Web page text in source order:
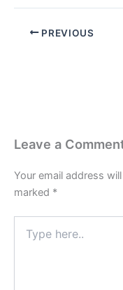
PREVIOUS
Leave a
Your email address
marked *
here..